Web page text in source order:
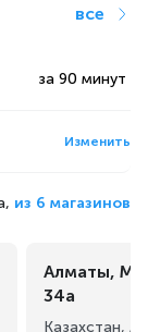
все
за 90 минут
Изменить
из 6 магазинов
Алматы,
34а
Казахстан,